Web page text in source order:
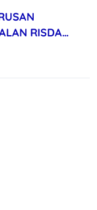
RISDA